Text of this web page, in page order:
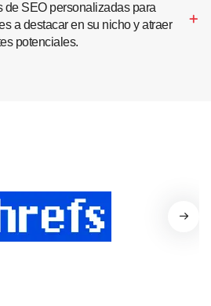
de SEO personalizadas para
a destacar en su nicho y atraer
potenciales.